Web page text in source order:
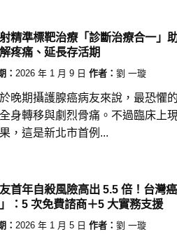
精準標靶治療「診斷治療合一」
疼痛、延長存活期
： 2026 年 1 月 9 日 作者： 劉 一璇
晚期攝護腺癌病友來說，最恐懼
身轉移與劇烈骨痛。不過臨床上
，這是新北市首例...
首年自殺風險高出 5.5 倍！台灣
：5 次免費諮商＋5 大實務支援
： 2026 年 1 月 5 日 作者： 劉 一璇